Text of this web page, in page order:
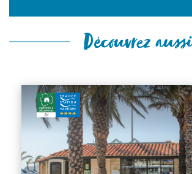
Découvrez aussi